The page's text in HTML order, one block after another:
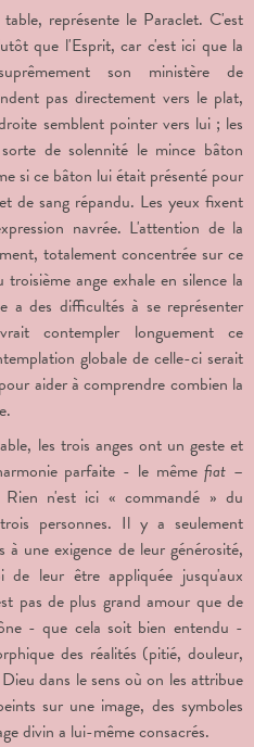
représente le Paraclet. C'est
que l'Esprit, car c'est ici que la
son ministère de
pas directement vers le plat,
semblent pointer vers lui ; les
de solennité le mince bâton
si ce bâton lui était présenté pour
de sang répandu. Les yeux fixent
navrée. L'attention de la
totalement concentrée sur ce
ange exhale en silence la
a des difficultés à se représenter
contempler longuement ce
globale de celle-ci serait
aider à comprendre combien la
les trois anges ont un geste et
parfaite - le mêmefiat –
Rien n'est ici « commandé » du
personnes. Il y a seulement
une exigence de leur générosité,
leur être appliquée jusqu'aux
pas de plus grand amour que de
- que cela soit bien entendu -
des réalités (pitié, douleur,
dans le sens où on les attribue
sur une image, des symboles
divin a lui-même consacrés.